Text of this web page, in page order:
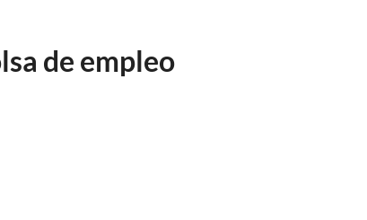
de empleo